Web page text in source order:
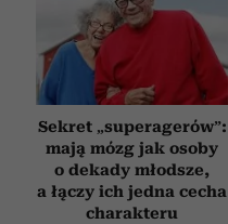
Sekret „superagerów”:
mają mózg jak osoby
o dekady młodsze,
a łączy ich jedna cecha
charakteru